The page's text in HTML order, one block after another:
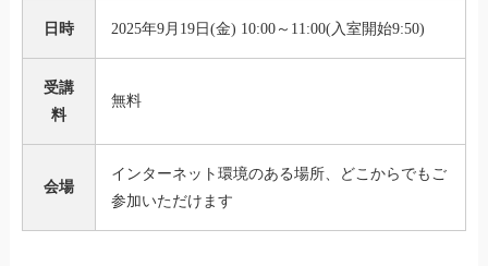
日時 2025年9月19日(金) 10:00～11:00(入室開始9:50)
受講
料
無料
会場
インターネット環境のある場所、どこからでもご
参加いただけます